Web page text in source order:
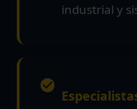
industrial y